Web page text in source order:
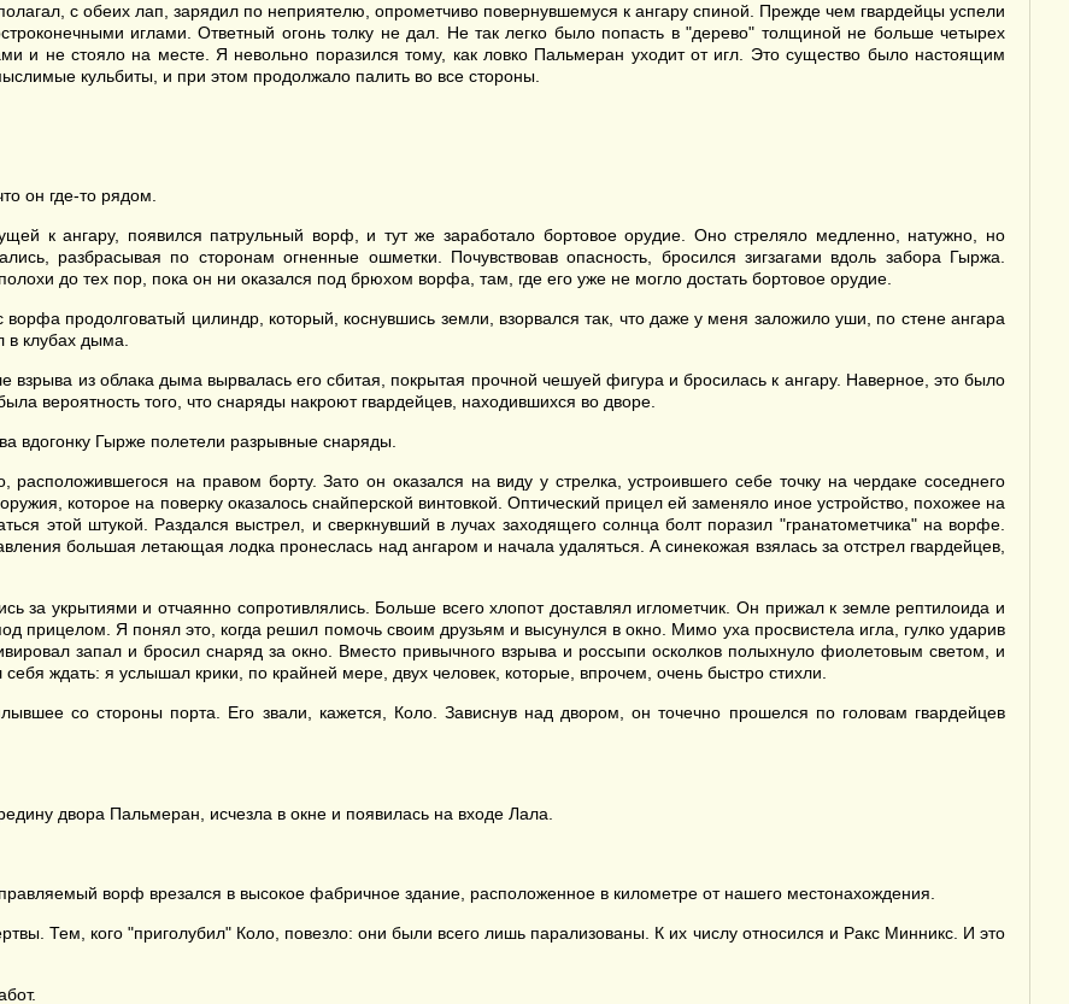
с обеих лап, зарядил по неприятелю, опрометчиво повернувшемуся к ангару спиной. Прежде чем гвардейцы успели
иглами. Ответный огонь толку не дал. Не так легко было попасть в "дерево" толщиной не больше четырех
и не стояло на месте. Я невольно поразился тому, как ловко Пальмеран уходит от игл. Это существо было настоящим
кульбиты, и при этом продолжало палить во все стороны.
он где-то рядом.
к ангару, появился патрульный ворф, и тут же заработало бортовое орудие. Оно стреляло медленно, натужно, но
разбрасывая по сторонам огненные ошметки. Почувствовав опасность, бросился зигзагами вдоль забора Гыржа.
до тех пор, пока он ни оказался под брюхом ворфа, там, где его уже не могло достать бортовое орудие.
продолговатый цилиндр, который, коснувшись земли, взорвался так, что даже у меня заложило уши, по стене ангара
в клубах дыма.
взрыва из облака дыма вырвалась его сбитая, покрытая прочной чешуей фигура и бросилась к ангару. Наверное, это было
вероятность того, что снаряды накроют гвардейцев, находившихся во дворе.
вдогонку Гырже полетели разрывные снаряды.
на правом борту. Зато он оказался на виду у стрелка, устроившего себе точку на чердаке соседнего
которое на поверку оказалось снайперской винтовкой. Оптический прицел ей заменяло иное устройство, похожее на
этой штукой. Раздался выстрел, и сверкнувший в лучах заходящего солнца болт поразил "гранатометчика" на ворфе.
большая летающая лодка пронеслась над ангаром и начала удаляться. А синекожая взялась за отстрел гвардейцев,
за укрытиями и отчаянно сопротивлялись. Больше всего хлопот доставлял иглометчик. Он прижал к земле рептилоида и
Я понял это, когда решил помочь своим друзьям и высунулся в окно. Мимо уха просвистела игла, гулко ударив
запал и бросил снаряд за окно. Вместо привычного взрыва и россыпи осколков полыхнуло фиолетовым светом, и
ждать: я услышал крики, по крайней мере, двух человек, которые, впрочем, очень быстро стихли.
со стороны порта. Его звали, кажется, Коло. Зависнув над двором, он точечно прошелся по головам гвардейцев
двора Пальмеран, исчезла в окне и появилась на входе Лала.
ворф врезался в высокое фабричное здание, расположенное в километре от нашего местонахождения.
Тем, кого "приголубил" Коло, повезло: они были всего лишь парализованы. К их числу относился и Ракс Минникс. И это